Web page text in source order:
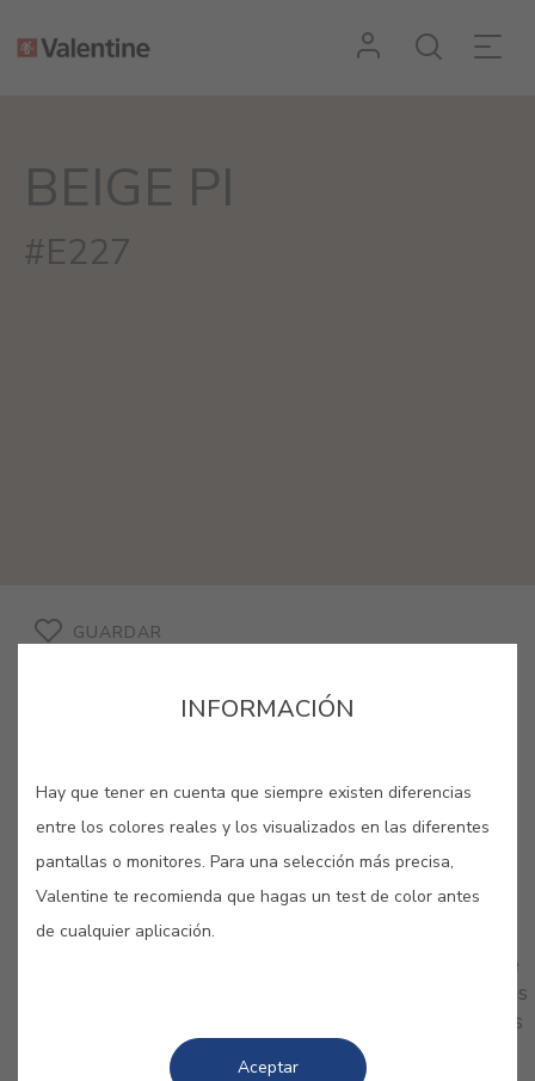
BEIGE PI
#E227
GUARDAR
COLORES RELACIONADOS
Con toques naturales, los crema resultan muy
elegantes y sobrios. Ideales para dar un nuevo aire
a tu hogar, gana en calidez y confort y aprovéchalos
como base perfecta para destacar otros elementos
INFORMACIÓN
Hay que tener en cuenta que siempre existen diferencias
entre los colores reales y los visualizados en las diferentes
pantallas o monitores. Para una selección más precisa,
Valentine te recomienda que hagas un test de color antes
de cualquier aplicación.
Aceptar